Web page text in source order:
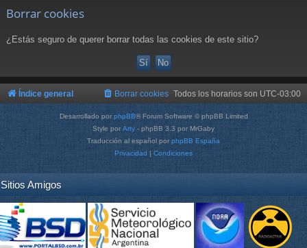
Borrar cookies
¿Estás seguro de querer borrar todas las cookies de este sitio?
Índice general Todos los horarios son UTC-03:00
Borrar cookies
Desarrollado porphpBB® Forum Software © phpBB Limited
Style por Arty - phpBB 3.3 por MrGaby
Traducción al español por phpBB España
Privacidad | Condiciones
Sitios Amigos